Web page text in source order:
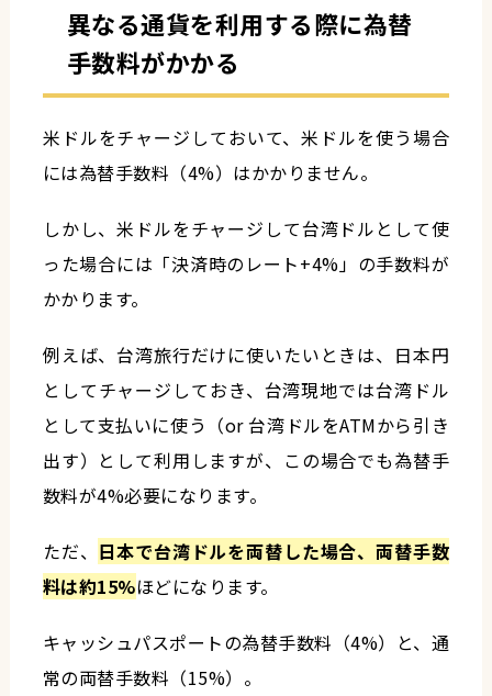
異なる通貨を利用する際に為替
手数料がかかる
米ドルをチャージしておいて、米ドルを使う場合
には為替手数料（4%）はかかりません。
しかし、米ドルをチャージして台湾ドルとして使
った場合には「決済時のレート+4%」の手数料が
かかります。
例えば、台湾旅行だけに使いたいときは、日本円
としてチャージしておき、台湾現地では台湾ドル
として支払いに使う（or 台湾ドルをATMから引き
出す）として利用しますが、この場合でも為替手
数料が4%必要になります。
ただ、 日本で台湾ドルを両替した場合、両替手数
料は約15%ほどになります。
キャッシュパスポートの為替手数料（4%）と、通
常の両替手数料（15%）。